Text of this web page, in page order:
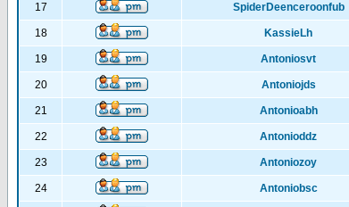
17 SpiderDeenceroonfub
18 KassieLh
19 Antoniosvt
20 Antoniojds
21 Antonioabh
22 Antonioddz
23 Antoniozoy
24 Antoniobsc